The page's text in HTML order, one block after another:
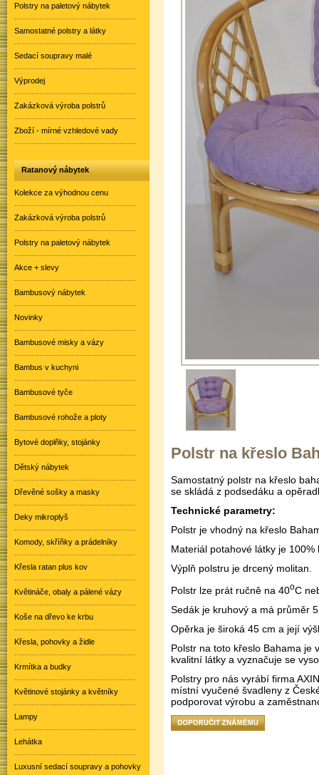
Polstr na křeslo
Samostatný polstr na křeslo
se skládá z podsedáku a
Technické parametry:
Polstr je vhodný na křeslo
Materiál potahové látky je 100%
Výplň polstru je drcený molitan.
Polstr lze prát ručně na 40oC
Sedák je kruhový a má průměr
Opěrka je široká 45 cm a její
Polstr na toto křeslo Bahama je
kvalitní látky a vyznačuje se
Polstry pro nás vyrábí firma
místní vyučené švadleny z
podporovat výrobu a
Polstry na paletový nábytek
Samostatné polstry a látky
Sedací soupravy malé
Výprodej
Zakázková výroba polstrů
Zboží - mírné vzhledové vady
Ratanový nábytek
Kolekce za výhodnou cenu
Zakázková výroba polstrů
Polstry na paletový nábytek
Akce + slevy
Bambusový nábytek
Novinky
Bambusové misky a vázy
Bambus v kuchyni
Bambusové tyče
Bambusové rohože a ploty
Bytové doplňky, stojánky
Dětský nábytek
Dřevěné sošky a masky
Deky mikroplyš
Komody, skříňky a prádelníky
Křesla ratan plus kov
Květináče, obaly a pálené vázy
Koše na dřevo ke krbu
Křesla, pohovky a židle
Krmítka a budky
Květinové stojánky a květníky
Lampy
Lehátka
Luxusní sedací soupravy a pohovky